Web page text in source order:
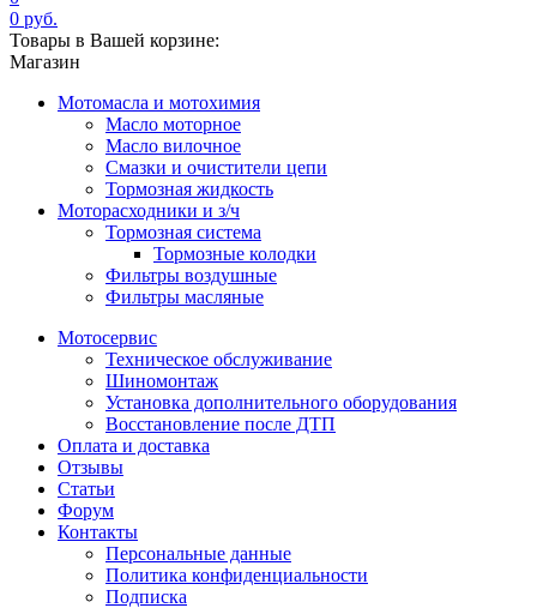
0 руб.
Товары в Вашей корзине:
Магазин
Мотомасла и мотохимия
Масло моторное
Масло вилочное
Смазки и очистители цепи
Тормозная жидкость
Моторасходники и з/ч
Тормозная система
Тормозные колодки
Фильтры воздушные
Фильтры масляные
Мотосервис
Техническое обслуживание
Шиномонтаж
Установка дополнительного оборудования
Восстановление после ДТП
Оплата и доставка
Отзывы
Статьи
Форум
Контакты
Персональные данные
Политика конфиденциальности
Подписка